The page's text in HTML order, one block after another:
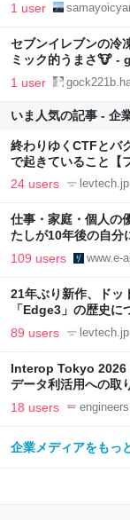
1 user
セブンイレブンの冷
ミック的うまさ🐮 -
1 user
いま人気の記事 - 企
終わりゆくCTFとバ
で起きていること【
24 users levtech.jp
仕事・家庭・個人の
たしが10年後の自分
109 users www.e-
21年ぶり新作、ドッ
「Edge3」の歴史
LAB
89 users levtech.jp
Interop Tokyo 2026
データ利活用への
Engineers' Blog
18 users
企業メディアをもっ